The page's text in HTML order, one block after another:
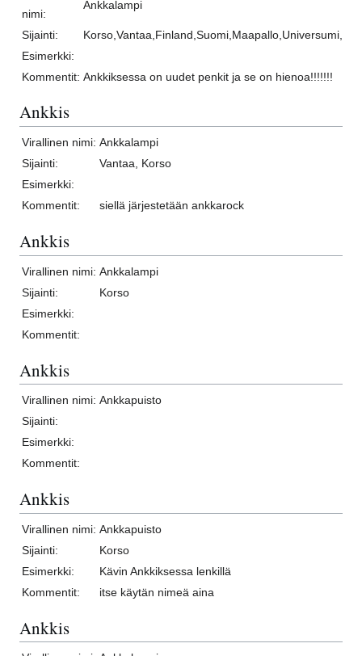
nimi:
Ankkalampi
Sijainti:
Esimerkki:
Kommentit: Ankkiksessa on uudet penkit ja se on hienoa!!!!!!!
Ankkis
Virallinen nimi: Ankkalampi
Sijainti:
Vantaa, Korso
Esimerkki:
Kommentit:
siellä järjestetään ankkarock
Ankkis
Virallinen nimi: Ankkalampi
Sijainti:
Korso
Esimerkki:
Kommentit:
Ankkis
Virallinen nimi: Ankkapuisto
Sijainti:
Esimerkki:
Kommentit:
Ankkis
Virallinen nimi: Ankkapuisto
Sijainti:
Korso
Esimerkki:
Kävin Ankkiksessa lenkillä
Kommentit:
itse käytän nimeä aina
Ankkis